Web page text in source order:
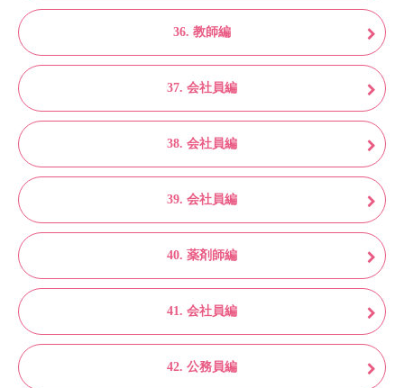
36. 教師編
37. 会社員編
38. 会社員編
39. 会社員編
40. 薬剤師編
41. 会社員編
42. 公務員編